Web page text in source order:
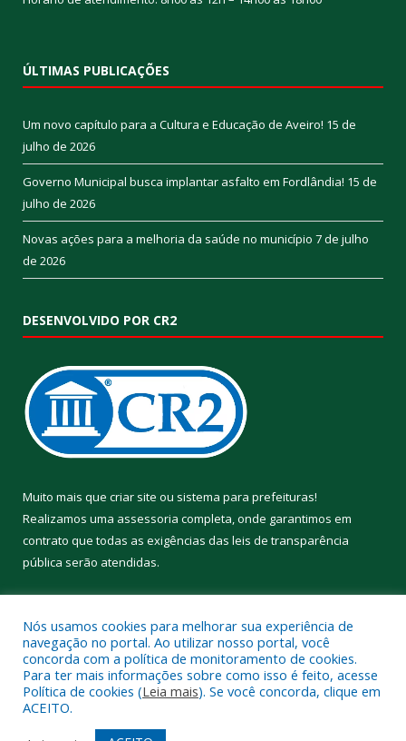
ÚLTIMAS PUBLICAÇÕES
Um novo capítulo para a Cultura e Educação de Aveiro! 15 de
julho de 2026
Governo Municipal busca implantar asfalto em Fordlândia! 15 de
julho de 2026
Novas ações para a melhoria da saúde no município 7 de julho
de 2026
DESENVOLVIDO POR CR2
Muito mais que criar site ou sistema para prefeituras!
Realizamos uma assessoria completa, onde garantimos em
contrato que todas as exigências das leis de transparência
pública serão atendidas.
Todos os direitos reservados a Prefeitura Municipal de Aveiro.
Nós usamos cookies para melhorar sua experiência de
navegação no portal. Ao utilizar nosso portal, você
concorda com a política de monitoramento de cookies.
Para ter mais informações sobre como isso é feito, acesse
Política de cookies (Leia mais). Se você concorda, clique em
ACEITO.